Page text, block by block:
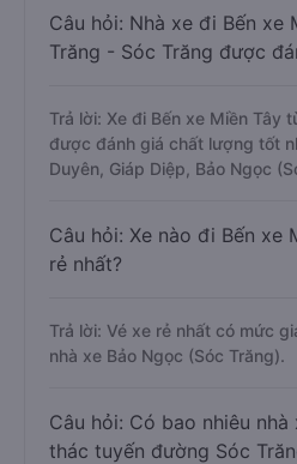
Câu hỏi: Nhà xe đi Bến xe
Trăng - Sóc Trăng được
Trả lời: Xe đi Bến xe Miền Tây
được đánh giá chất lượng tốt
Duyên, Giáp Diệp, Bảo Ngọc
Câu hỏi: Xe nào đi Bến xe
rẻ nhất?
Trả lời: Vé xe rẻ nhất có mức
nhà xe Bảo Ngọc (Sóc Trăng).
Câu hỏi: Có bao nhiêu nhà
thác tuyến đường Sóc